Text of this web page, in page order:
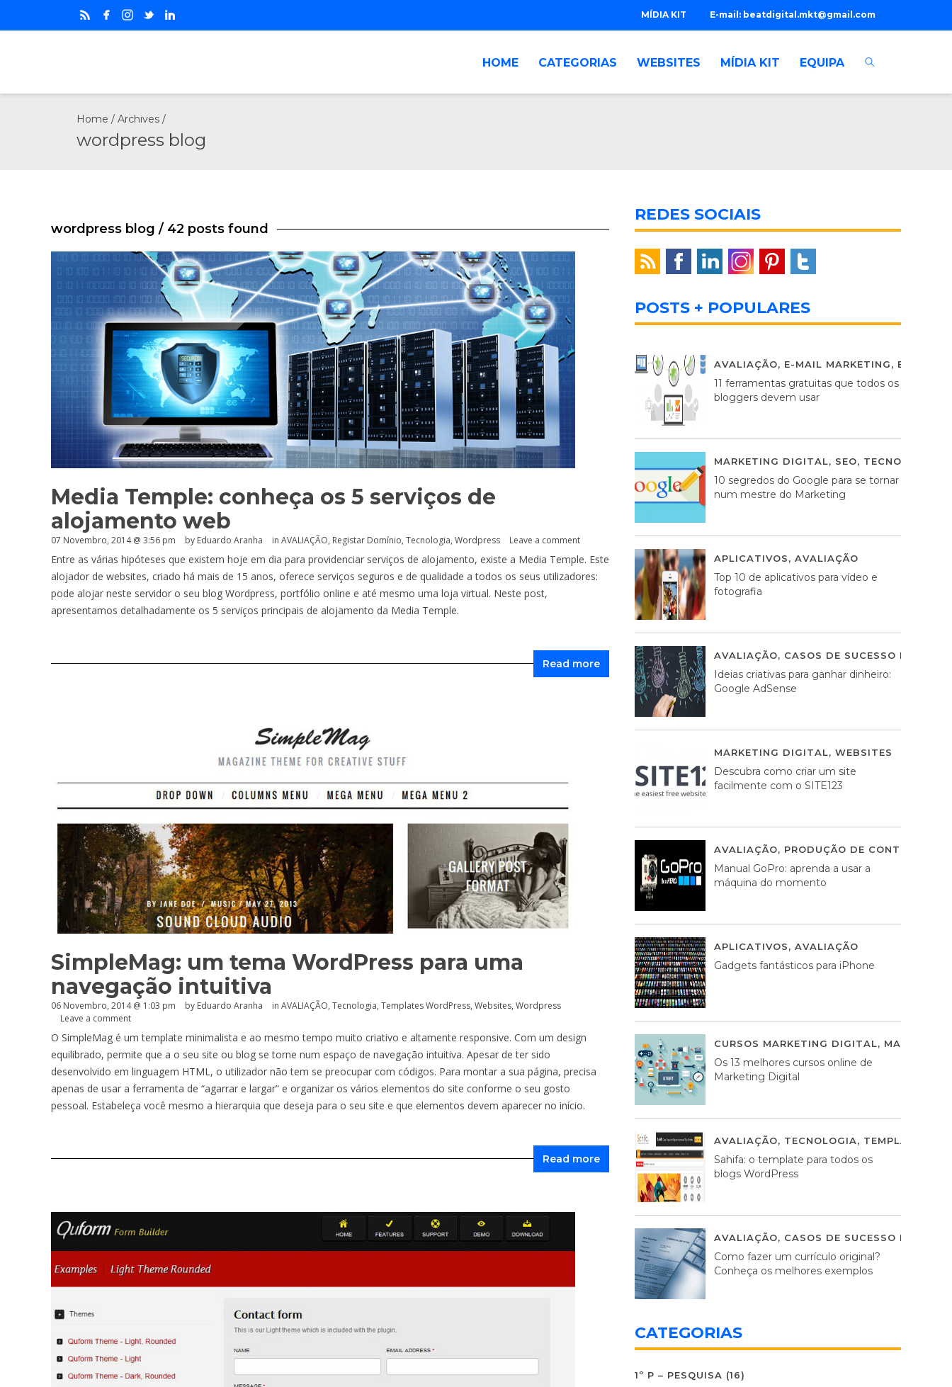
E-mail: beatdigital.mkt@gmail.com
MÍDIA KIT
HOME CATEGORIAS WEBSITES MÍDIA KIT EQUIPA
Home / Archives /
wordpress blog
wordpress blog / 42 posts found
Media Temple: conheça os 5 serviços de
alojamento web
07 Novembro, 2014 @ 3:56 pm by Eduardo Aranha in AVALIAÇÃO, Registar Domínio, Tecnologia, Wordpress Leave a comment
Entre as várias hipóteses que existem hoje em dia para providenciar serviços de alojamento, existe a Media Temple. Este
alojador de websites, criado há mais de 15 anos, oferece serviços seguros e de qualidade a todos os seus utilizadores:
pode alojar neste servidor o seu blog Wordpress, portfólio online e até mesmo uma loja virtual. Neste post,
apresentamos detalhadamente os 5 serviços principais de alojamento da Media Temple.
Read more
SimpleMag: um tema WordPress para uma
navegação intuitiva
06 Novembro, 2014 @ 1:03 pm by Eduardo Aranha in AVALIAÇÃO, Tecnologia, Templates WordPress, Websites, Wordpress
Leave a comment
O SimpleMag é um template minimalista e ao mesmo tempo muito criativo e altamente responsive. Com um design
equilibrado, permite que a o seu site ou blog se torne num espaço de navegação intuitiva. Apesar de ter sido
desenvolvido em linguagem HTML, o utilizador não tem se preocupar com códigos. Para montar a sua página, precisa
apenas de usar a ferramenta de “agarrar e largar” e organizar os vários elementos do site conforme o seu gosto
pessoal. Estabeleça você mesmo a hierarquia que deseja para o seu site e que elementos devem aparecer no início.
Read more
REDES SOCIAIS
POSTS + POPULARES
AVALIAÇÃO, E-MAIL MARKETING,
11 ferramentas gratuitas que todos os
bloggers devem usar
MARKETING DIGITAL, SEO, TECNOLOGIA
10 segredos do Google para se tornar
num mestre do Marketing
APLICATIVOS, AVALIAÇÃO
Top 10 de aplicativos para vídeo e
fotografia
AVALIAÇÃO, CASOS DE SUCESSO DE
Ideias criativas para ganhar dinheiro:
Google AdSense
MARKETING DIGITAL, WEBSITES
Descubra como criar um site
facilmente com o SITE123
AVALIAÇÃO, PRODUÇÃO DE CONTEÚDOS
Manual GoPro: aprenda a usar a
máquina do momento
APLICATIVOS, AVALIAÇÃO
Gadgets fantásticos para iPhone
CURSOS MARKETING DIGITAL,
Os 13 melhores cursos online de
Marketing Digital
AVALIAÇÃO, TECNOLOGIA, TEMPLATES
Sahifa: o template para todos os
blogs WordPress
AVALIAÇÃO, CASOS DE SUCESSO DE
Como fazer um currículo original?
Conheça os melhores exemplos
CATEGORIAS
1º P – PESQUISA (16)